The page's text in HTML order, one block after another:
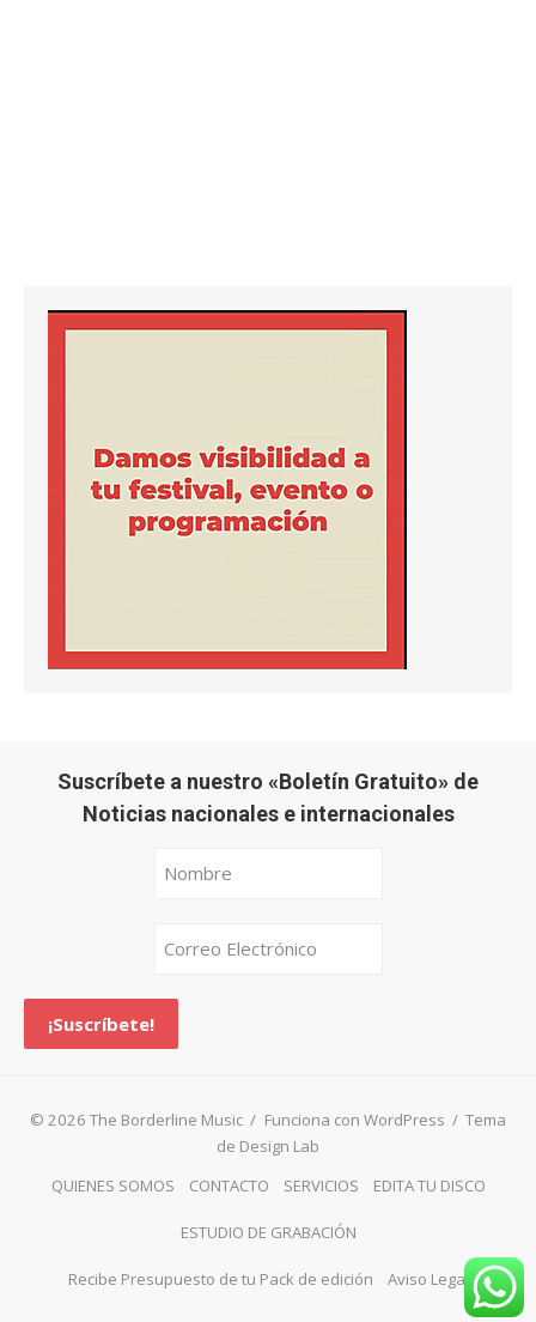
Suscríbete a nuestro «Boletín Gratuito» de
Noticias nacionales e internacionales
© 2026 The Borderline Music / Funciona con WordPress / Tema
de Design Lab
QUIENES SOMOS
CONTACTO SERVICIOS EDITA TU DISCO
ESTUDIO DE GRABACIÓN
Recibe Presupuesto de tu Pack de edición Aviso Legal